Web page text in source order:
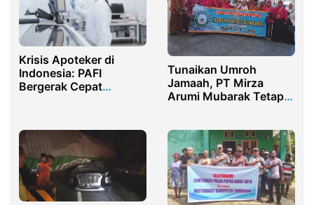
Krisis Apoteker di
Indonesia: PAFI
Bergerak Cepat
Tunaikan Umroh
Jamaah, PT Mirza
Arumi Mubarak Tetap